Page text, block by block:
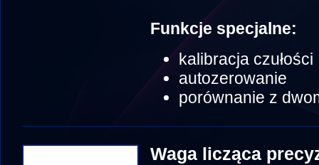
Funkcje specjalne:
kalibracja czułości
autozerowanie
porównanie z
Waga licząca